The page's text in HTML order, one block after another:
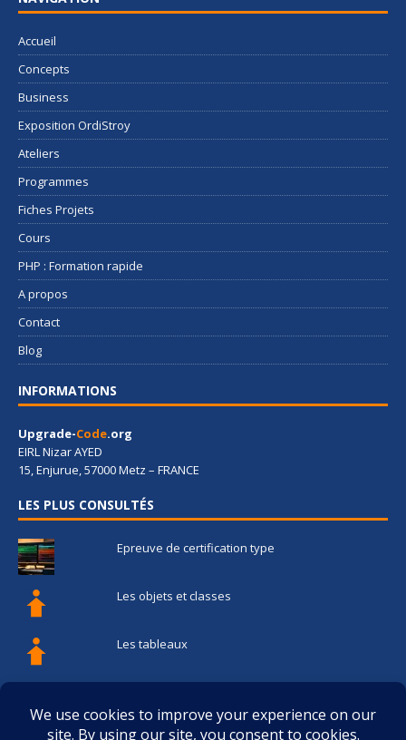
Accueil
Concepts
Business
Exposition OrdiStroy
Ateliers
Programmes
Fiches Projets
Cours
PHP : Formation rapide
A propos
Contact
Blog
INFORMATIONS
Upgrade-Code.org
EIRL Nizar AYED
15, Enjurue, 57000 Metz – FRANCE
LES PLUS CONSULTÉS
Epreuve de certification type
Les objets et classes
Les tableaux